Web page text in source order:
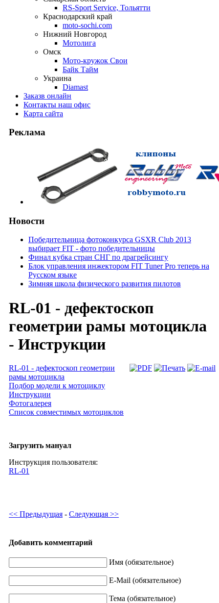
RS-Sport Service, Тольятти
Краснодарский край
moto-sochi.com
Нижний Новгород
Мотолига
Омск
Мото-кружок Свои
Байк Тайм
Украина
Diamast
Заказв онлайн
Контакты наш офис
Карта сайта
Реклама
Новости
Победительница фотоконкурса GSXR Club 2013
выбирает FIT - фото победительницы
Финал кубка стран СНГ по драгрейсингу
Блок управления инжектором FIT Tuner Pro теперь на
Русском языке
Зимняя школа физического развития пилотов
RL-01 - дефектоскоп
геометрии рамы мотоцикла
- Инструкции
RL-01 - дефектоскоп геометрии
рамы мотоцикла
Подбор модели к мотоциклу
Инструкции
Фотогалерея
Список совместимых мотоциклов
Загрузить мануал
Инструкция пользователя:
RL-01
<< Предыдущая - Следующая >>
Добавить комментарий
Имя (обязательное)
E-Mail (обязательное)
Тема (обязательное)